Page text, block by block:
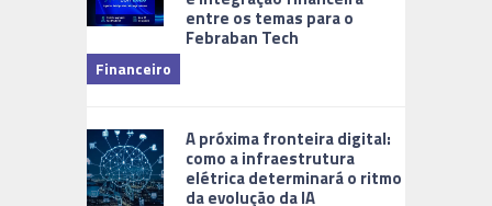
entre os temas para o
Febraban Tech
Financeiro
A próxima fronteira digital:
como a infraestrutura
elétrica determinará o ritmo
da evolução da IA